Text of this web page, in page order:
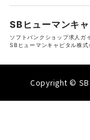
SBヒューマンキ
ソフトバンクショップ求人ガ
SBヒューマンキャピタル株式
Copyright © SB